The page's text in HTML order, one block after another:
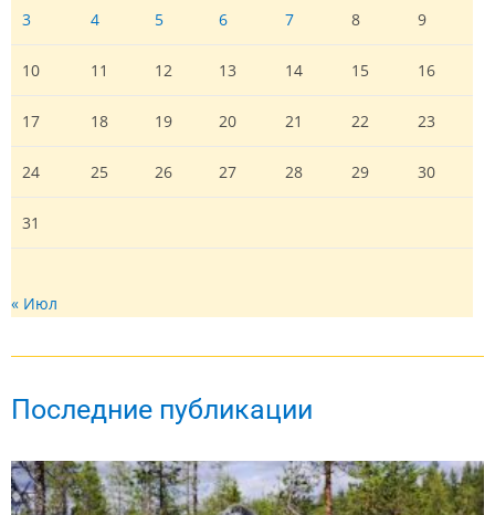
3 4 5 6 7 8 9
10 11 12 13 14 15 16
17 18 19 20 21 22 23
24 25 26 27 28 29 30
31
« Июл
Последние публикации